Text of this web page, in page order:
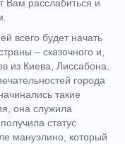
Вам расслабиться и
всего будет начать
– сказочного и,
из Киева, Лиссабона.
города
такие
она служила
статус
мануэлино, который